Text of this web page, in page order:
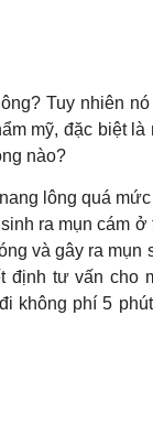
Tuy nhiên
mỹ, đặc biệt
nào?
lông quá mức
ra mụn cám ở
và gây ra mụn
định tư vấn cho
không phí 5